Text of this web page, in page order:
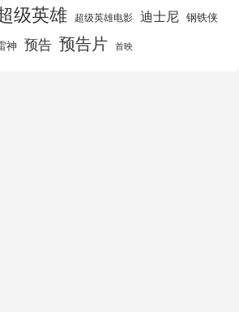
级英雄 超级英雄电影 迪士尼 钢铁侠
神 预告 预告片 首映